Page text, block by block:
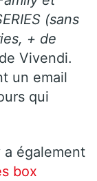
(sans
+ de
Vivendi.
un email
qui
a également
box